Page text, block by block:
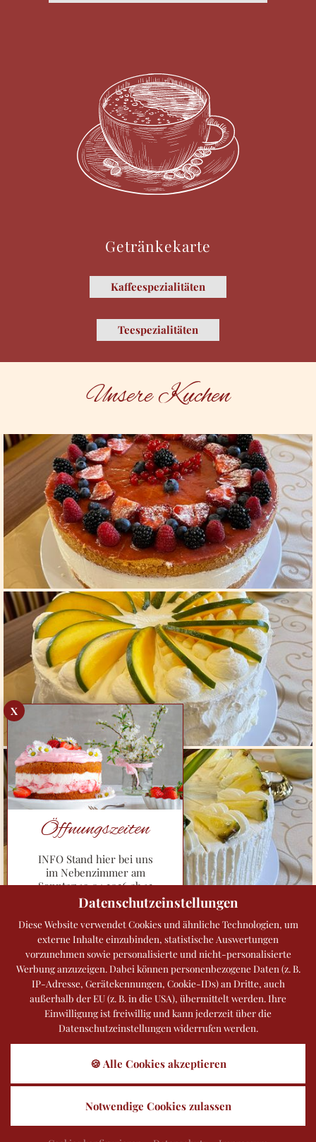
Datenschutzeinstellungen
Diese Website verwendet Cookies und ähnliche Technologien, um
externe Inhalte einzubinden, statistische Auswertungen
vorzunehmen sowie personalisierte und nicht-personalisierte
Werbung anzuzeigen. Dabei können personenbezogene Daten (z. B.
IP-Adresse, Gerätekennungen, Cookie-IDs) an Dritte, auch
außerhalb der EU (z. B. in die USA), übermittelt werden. Ihre
Einwilligung ist freiwillig und kann jederzeit über die
Datenschutzeinstellungen widerrufen werden.
🍪 Alle Cookies akzeptieren
Notwendige Cookies zulassen
Getränkekarte
Kaffeespezialitäten
Teespezialitäten
Unsere Kuchen
Öffnungszeiten
INFO Stand hier bei uns
im Nebenzimmer am
Sonntag 19.04.2026 ab 12
Uhr
Young Living100%
ätherische Ole
Bereicherung für
Körper & Geist sowohl
für dich als auch für
dein Tier.
RINGANA
Naturprodukte:frisch
wirksam natürlich,
Pflanzenkraft